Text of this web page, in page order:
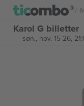
Karol G billetter
søn., nov. 15 26,